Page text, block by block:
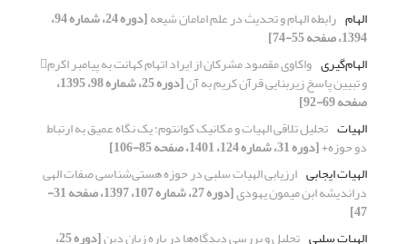
الهام رابطه الهام و تحدیث در علم امامان شیعه [دوره 24، شماره 94،
1394، صفحه 55-74]
الهام‌گیری
واکاوی مقصود مشرکان از ایراد اتهام کهانت به پیامبر اکرم
و تبیین پاسخ زیربنایی قرآن کریم به آن [دوره 25، شماره 98، 1395،
صفحه 69-92]
الهیات تحلیل تلاقی الهیات و مکانیک کوانتوم: یک نگاه عمیق به ارتباط
دو حوزه+[دوره 31، شماره 124، 1401، صفحه 85-106]
الهیات ایجابی ارزیابی الهیات سلبی در حوزه هستی‌شناسی صفات الهی
دراندیشه‌ ابن میمون یهودی [دوره 27، شماره 107، 1397، صفحه 31-
47]
الهیات سلبی تحلیل و بررسی دیدگاه‌ها در باره زبان دین [دوره 25،